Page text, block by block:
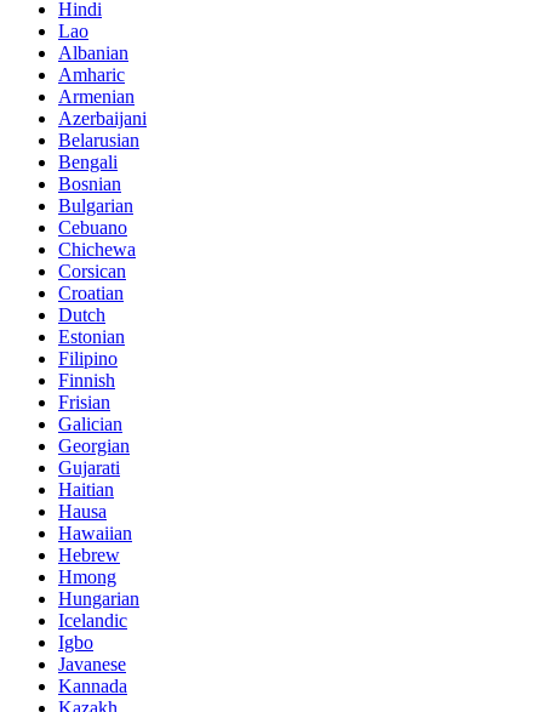
Hindi
Lao
Albanian
Amharic
Armenian
Azerbaijani
Belarusian
Bengali
Bosnian
Bulgarian
Cebuano
Chichewa
Corsican
Croatian
Dutch
Estonian
Filipino
Finnish
Frisian
Galician
Georgian
Gujarati
Haitian
Hausa
Hawaiian
Hebrew
Hmong
Hungarian
Icelandic
Igbo
Javanese
Kannada
Kazakh